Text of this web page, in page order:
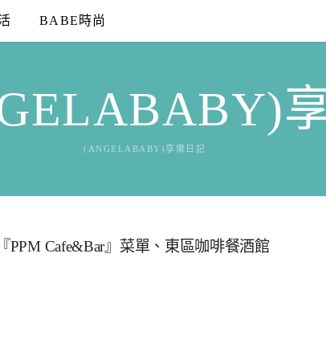
BABE時尚
(ANGELABABY)享樂日記
Cafe&Bar』菜單、東區咖啡餐酒館